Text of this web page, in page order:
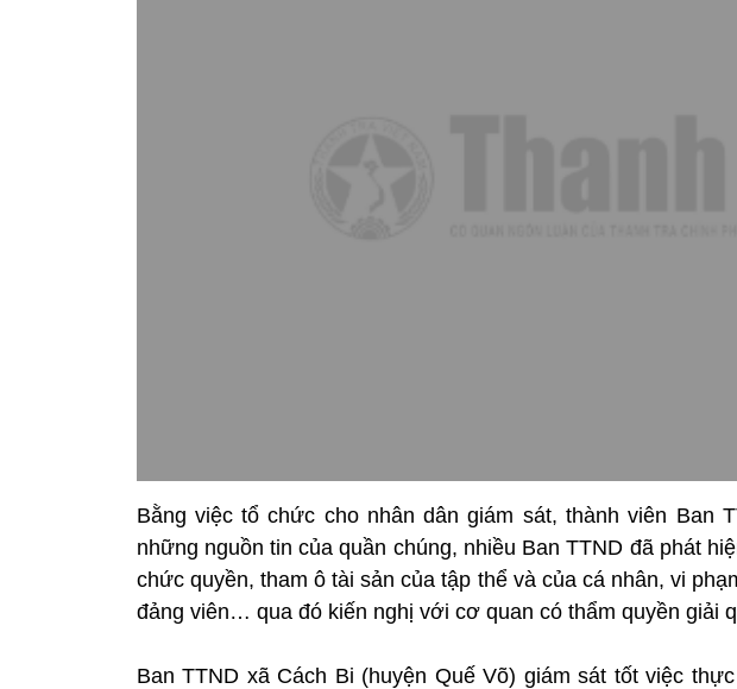
Bằng việc tổ chức cho nhân dân giám sát, thành viên Ban
những nguồn tin của quần chúng, nhiều Ban TTND đã phát
chức quyền, tham ô tài sản của tập thể và của cá nhân, vi
đảng viên… qua đó kiến nghị với cơ quan có thẩm quyền giải
Ban TTND xã Cách Bi (huyện Quế Võ) giám sát tốt việc